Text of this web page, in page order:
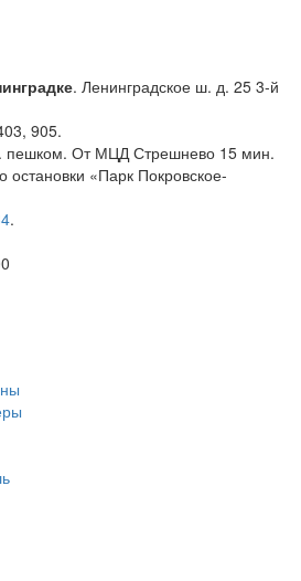
. Ленинградское ш. д. 25 3-й
905.
пешком. От МЦД Стрешнево 15 мин.
«Парк Покровское-
.